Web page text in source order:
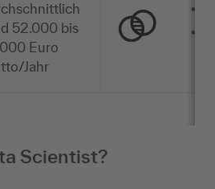
52.000 bis
Euro
Jahr
Scientist?